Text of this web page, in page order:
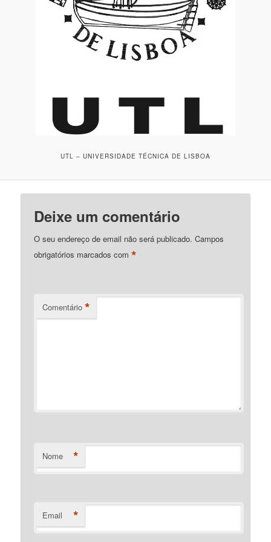
UTL – UNIVERSIDADE TÉCNICA DE LISBOA
Deixe um comentário
O seu endereço de email não será publicado. Campos
obrigatórios marcados com*
Comentário *
Nome *
Email *